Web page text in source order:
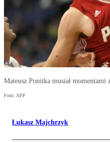
Mateusz Ponitka musiał momentami
Foto: AFP
Łukasz Majchrzyk